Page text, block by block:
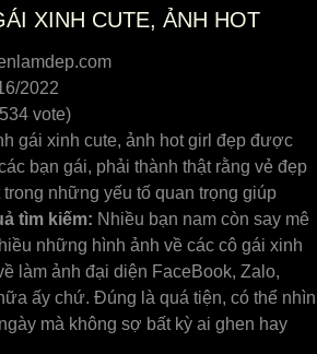
XINH CUTE, ẢNH HOT
2022
vote)
gái xinh cute, ảnh hot girl đẹp được
bạn gái, phải thành thật rằng vẻ đẹp
trong những yếu tố quan trọng giúp
tìm kiếm: Nhiều bạn nam còn say mê
những hình ảnh về các cô gái xinh
làm ảnh đại diện FaceBook, Zalo,
ấy chứ. Đúng là quá tiện, có thể nhìn
mà không sợ bất kỳ ai ghen hay